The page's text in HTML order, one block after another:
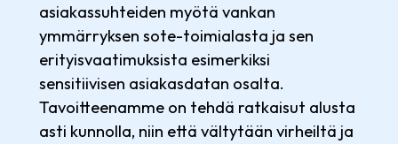
asiakassuhteiden myötä vankan
ymmärryksen sote-toimialasta ja sen
erityisvaatimuksista esimerkiksi
sensitiivisen asiakasdatan osalta.
Tavoitteenamme on tehdä ratkaisut alusta
asti kunnolla, niin että vältytään virheiltä ja